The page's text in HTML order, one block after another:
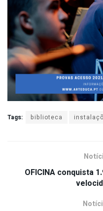
Tags: biblioteca
OFICINA conquista